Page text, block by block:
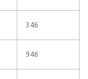
346
946